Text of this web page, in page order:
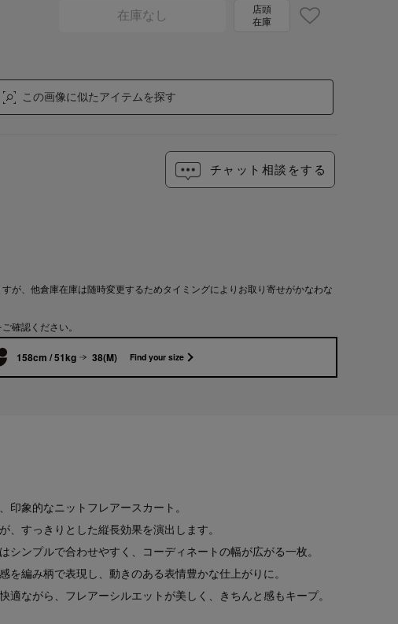
在庫なし
店頭
在庫
この画像に似たアイテムを探す
チャット相談をする
が、他倉庫在庫は随時変更するためタイミングによりお取り寄せがかなわな
ご確認ください。
158cm / 51kg 38(M) Find your size
印象的なニットフレアースカート。
、すっきりとした縦長効果を演出します。
シンプルで合わせやすく、コーディネートの幅が広がる一枚。
を編み柄で表現し、動きのある表情豊かな仕上がりに。
適ながら、フレアーシルエットが美しく、きちんと感もキープ。